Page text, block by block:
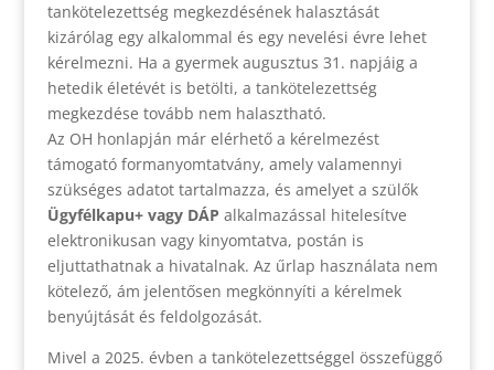
tankötelezettség megkezdésének halasztását
kizárólag egy alkalommal és egy nevelési évre lehet
kérelmezni. Ha a gyermek augusztus 31. napjáig a
hetedik életévét is betölti, a tankötelezettség
megkezdése tovább nem halasztható.
Az OH honlapján már elérhető a kérelmezést
támogató formanyomtatvány, amely valamennyi
szükséges adatot tartalmazza, és amelyet a szülők
Ügyfélkapu+ vagy DÁP alkalmazással hitelesítve
elektronikusan vagy kinyomtatva, postán is
eljuttathatnak a hivatalnak. Az űrlap használata nem
kötelező, ám jelentősen megkönnyíti a kérelmek
benyújtását és feldolgozását.
Mivel a 2025. évben a tankötelezettséggel összefüggő